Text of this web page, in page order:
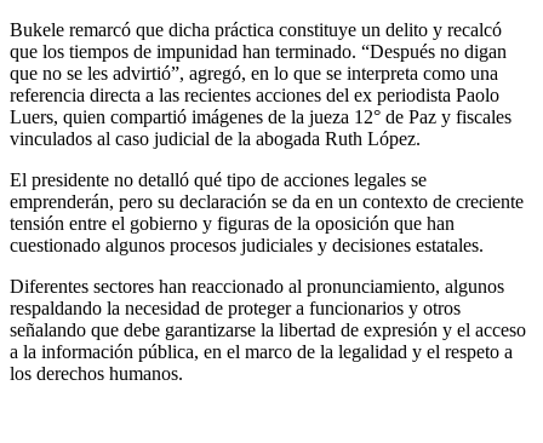
Bukele remarcó que dicha práctica constituye un delito y recalcó
que los tiempos de impunidad han terminado. “Después no digan
que no se les advirtió”, agregó, en lo que se interpreta como una
referencia directa a las recientes acciones del ex periodista Paolo
Luers, quien compartió imágenes de la jueza 12° de Paz y fiscales
vinculados al caso judicial de la abogada Ruth López.
El presidente no detalló qué tipo de acciones legales se
emprenderán, pero su declaración se da en un contexto de creciente
tensión entre el gobierno y figuras de la oposición que han
cuestionado algunos procesos judiciales y decisiones estatales.
Diferentes sectores han reaccionado al pronunciamiento, algunos
respaldando la necesidad de proteger a funcionarios y otros
señalando que debe garantizarse la libertad de expresión y el acceso
a la información pública, en el marco de la legalidad y el respeto a
los derechos humanos.